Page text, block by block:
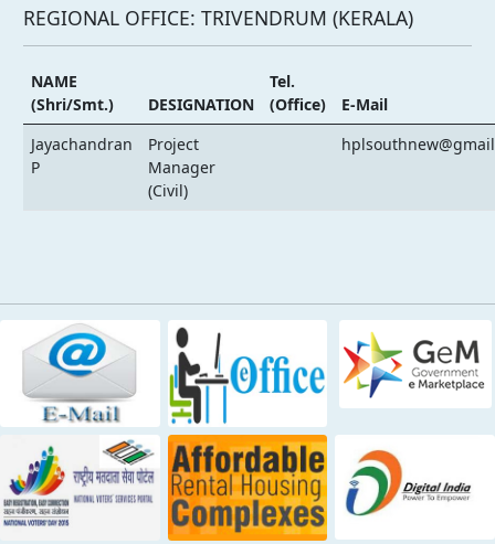
REGIONAL OFFICE: TRIVENDRUM (KERALA)
NAME
(Shri/Smt.)
DESIGNATION
Tel.
(Office)
E-Mail
Jayachandran
P
Project
Manager
(Civil)